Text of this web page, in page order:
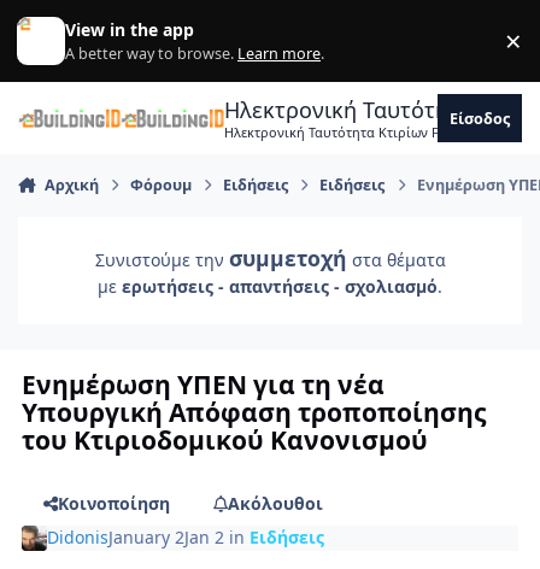
Skip to content
View in the app
A better way to browse. Learn more. ×
Ηλεκτρονική Ταυτότητα
Ηλεκτρονική Ταυτότητα Κτιρίων Forum
Είσοδος
Αρχική Φόρουμ Ειδήσεις Ειδήσεις Ενημέρωση
Συνιστούμε την συμμετοχή στα θέματα
με ερωτήσεις - απαντήσεις - σχολιασμό.
Ενημέρωση ΥΠΕΝ για τη νέα
Υπουργική Απόφαση τροποποίησης
του Κτιριοδομικού Κανονισμού
Κοινοποίηση
Ακόλουθοι
DidonisJanuary 2Jan 2 in Ειδήσεις